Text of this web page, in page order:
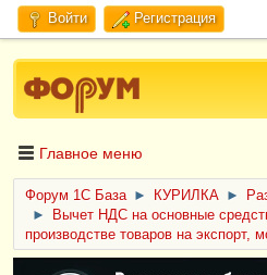
Войти Регистрация
Главное меню
Форум 1C База ► КУРИЛКА ►
►
Вычет НДС на основные
производстве товаров на экспорт,